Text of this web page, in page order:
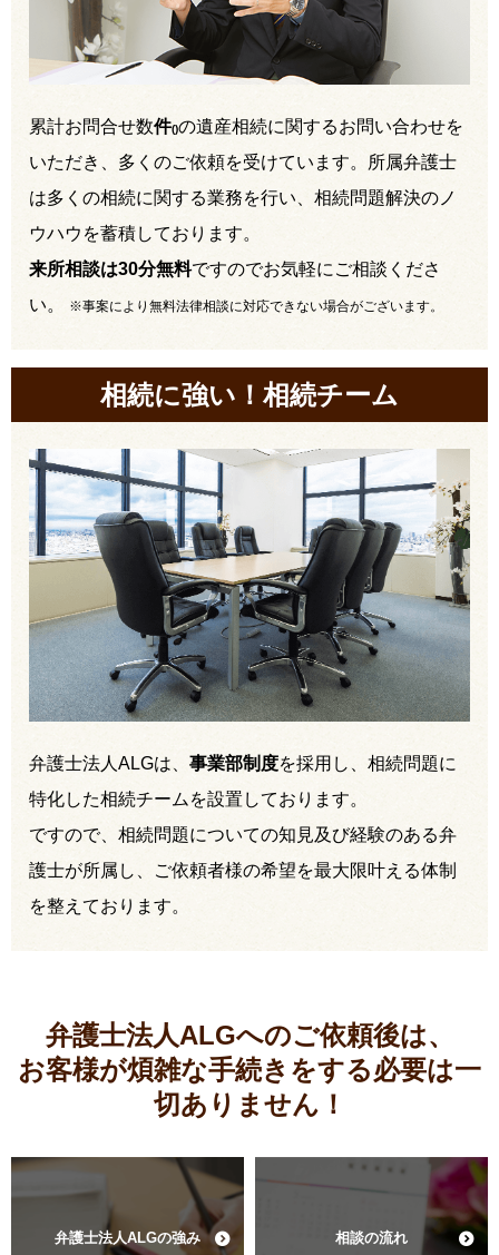
累計お問合せ数件()の遺産相続に関するお問い合わせを
いただき、多くのご依頼を受けています。所属弁護士
は多くの相続に関する業務を行い、相続問題解決のノ
ウハウを蓄積しております。
来所相談は30分無料ですのでお気軽にご相談くださ
い。
※事案により無料法律相談に対応できない場合がございます。
相続に強い！相続チーム
弁護士法人ALGは、 事業部制度を採用し、相続問題に
特化した相続チームを設置しております。
ですので、相続問題についての知見及び経験のある弁
護士が所属し、ご依頼者様の希望を最大限叶える体制
を整えております。
弁護士法人ALGへのご依頼後は、
お客様が煩雑な手続きをする必要は一
切ありません！
弁護士法人ALGの強み 相談の流れ